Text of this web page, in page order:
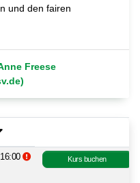
und den fairen
Freese
16:00 Zusatzinformationen
Kurs buchen